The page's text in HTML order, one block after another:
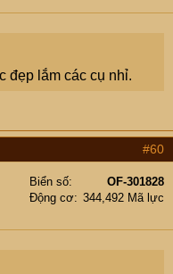
đẹp lắm các cụ nhỉ.
#60
Biển số
OF-301828
Động cơ
344,492 Mã lực